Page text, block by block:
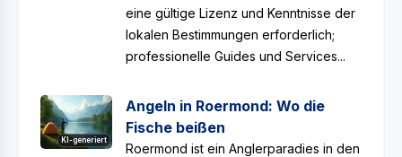
eine gültige Lizenz und Kenntnisse der
lokalen Bestimmungen erforderlich;
professionelle Guides und Services...
KI-generiert
Angeln in Roermond: Wo die
Fische beißen
Roermond ist ein Anglerparadies in den